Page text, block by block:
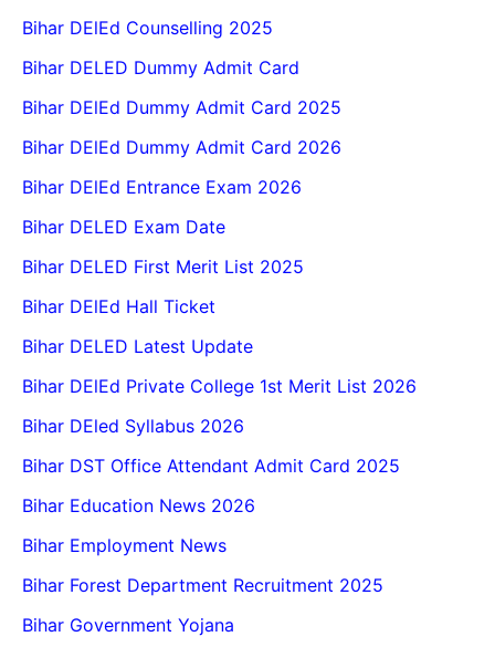
Bihar DElEd Counselling 2025
Bihar DELED Dummy Admit Card
Bihar DElEd Dummy Admit Card 2025
Bihar DElEd Dummy Admit Card 2026
Bihar DElEd Entrance Exam 2026
Bihar DELED Exam Date
Bihar DELED First Merit List 2025
Bihar DElEd Hall Ticket
Bihar DELED Latest Update
Bihar DElEd Private College 1st Merit List 2026
Bihar DEled Syllabus 2026
Bihar DST Office Attendant Admit Card 2025
Bihar Education News 2026
Bihar Employment News
Bihar Forest Department Recruitment 2025
Bihar Government Yojana